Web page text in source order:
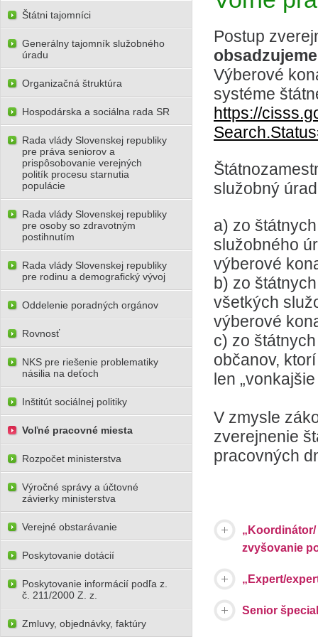
Postup
Výberové
systéme
https://
služobný
a) zo
služobného
výberové
b) zo
všetkých
výberové
c) zo
občanov,
len
V zmysle
zverejnenie
pracovných
zvyšovanie
„Expert/
Senior
Štátni tajomníci
Generálny tajomník služobného
úradu
Organizačná štruktúra
Hospodárska a sociálna rada SR
Rada vlády Slovenskej republiky
pre práva seniorov a
prispôsobovanie verejných
politík procesu starnutia
populácie
Rada vlády Slovenskej republiky
pre osoby so zdravotným
postihnutím
Rada vlády Slovenskej republiky
pre rodinu a demografický vývoj
Oddelenie poradných orgánov
Rovnosť
NKS pre riešenie problematiky
násilia na deťoch
Inštitút sociálnej politiky
Voľné pracovné miesta
Rozpočet ministerstva
Výročné správy a účtovné
závierky ministerstva
Verejné obstarávanie
Poskytovanie dotácií
Poskytovanie informácií podľa z.
č. 211/2000 Z. z.
Zmluvy, objednávky, faktúry